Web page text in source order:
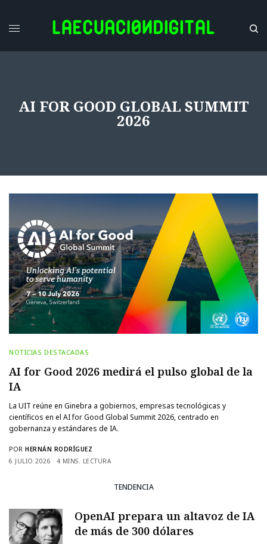
AI FOR GOOD GLOBAL SUMMIT
2026
NOTICIAS DESTACADAS
AI for Good 2026 medirá el pulso global de la
IA
La UIT reúne en Ginebra a gobiernos, empresas tecnológicas y
científicos en el AI for Good Global Summit 2026, centrado en
gobernanza y estándares de IA.
POR HERNÁN RODRÍGUEZ
6 JULIO 2026
4 MINS. LECTURA
TENDENCIA
OpenAI prepara un altavoz de IA
de más de 300 dólares